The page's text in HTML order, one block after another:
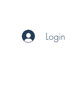
Login